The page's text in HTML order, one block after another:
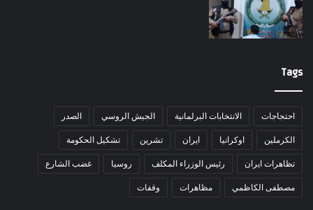
Tags
احتجاجات الانتخابات البرلمانية الجيش الروسي الصدر
الكرملين اوكرانيا ايران تشرين تشكيل الحكومة
تظاهرات ايران رئيس الوزراء المكلف روسيا غضب الشارع
مصطفى الكاظمي مظاهرات وقفات